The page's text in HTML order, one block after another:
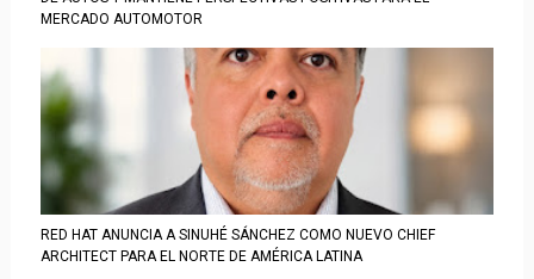
MERCADO AUTOMOTOR
RED HAT ANUNCIA A SINUHÉ SÁNCHEZ COMO NUEVO CHIEF
ARCHITECT PARA EL NORTE DE AMÉRICA LATINA